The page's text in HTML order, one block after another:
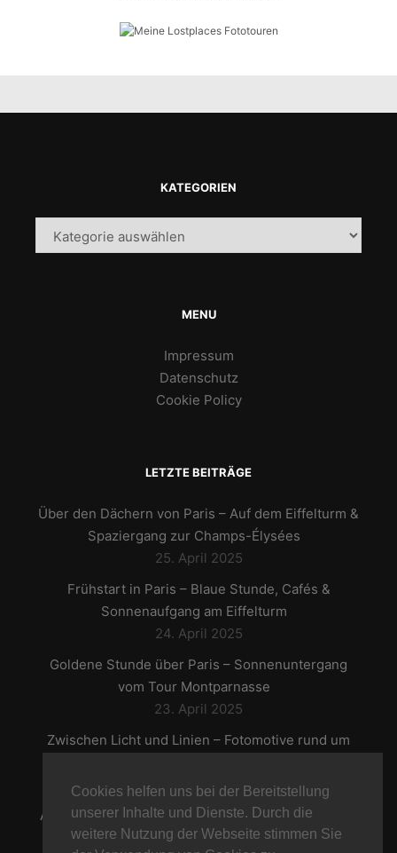
Cookies helfen uns bei der Bereitstellung
unserer Inhalte und Dienste. Durch die
weitere Nutzung der Webseite stimmen Sie
KATEGORIEN
Kategorien
MENU
Impressum
Datenschutz
Cookie Policy
LETZTE BEITRÄGE
Über den Dächern von Paris – Auf dem Eiffelturm &
Spaziergang zur Champs-Élysées
25. April 2025
Frühstart in Paris – Blaue Stunde, Cafés &
Sonnenaufgang am Eiffelturm
24. April 2025
Goldene Stunde über Paris – Sonnenuntergang
vom Tour Montparnasse
23. April 2025
Zwischen Licht und Linien – Fotomotive rund um
22. April 2025
Auf den Spuren der Geschichte – Notre-Dame und
die Seine